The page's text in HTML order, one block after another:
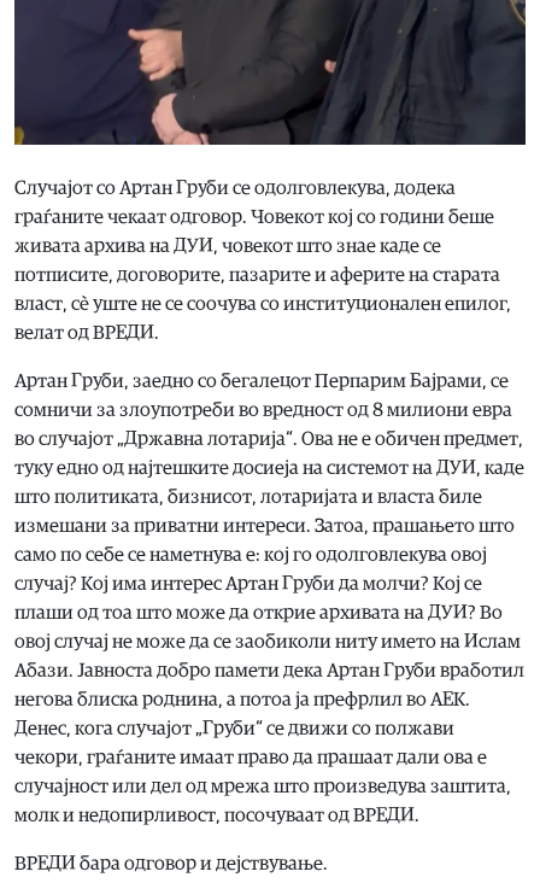
Случајот со Артан Груби се одолговлекува, додека
граѓаните чекаат одговор. Човекот кој со години беше
живата архива на ДУИ, човекот што знае каде се
потписите, договорите, пазарите и аферите на старата
власт, сè уште не се соочува со институционален епилог,
велат од ВРЕДИ.
Артан Груби, заедно со бегалецот Перпарим Бајрами, се
сомничи за злоупотреби во вредност од 8 милиони евра
во случајот „Државна лотарија“. Ова не е обичен предмет,
туку едно од најтешките досиеја на системот на ДУИ, каде
што политиката, бизнисот, лотаријата и власта биле
измешани за приватни интереси. Затоа, прашањето што
само по себе се наметнува е: кој го одолговлекува овој
случај? Кој има интерес Артан Груби да молчи? Кој се
плаши од тоа што може да открие архивата на ДУИ? Во
овој случај не може да се заобиколи ниту името на Ислам
Абази. Јавноста добро памети дека Артан Груби вработил
негова блиска роднина, а потоа ја префрлил во АЕК.
Денес, кога случајот „Груби“ се движи со полжави
чекори, граѓаните имаат право да прашаат дали ова е
случајност или дел од мрежа што произведува заштита,
молк и недопирливост, посочуваат од ВРЕДИ.
ВРЕДИ бара одговор и дејствување.